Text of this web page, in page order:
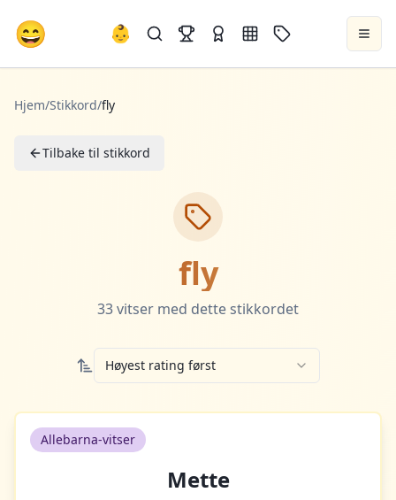
😄 👶
Hjem/Stikkord/fly
Tilbake til stikkord
fly
33vitser med dette stikkordet
Høyest rating først
Allebarna-vitser
Mette